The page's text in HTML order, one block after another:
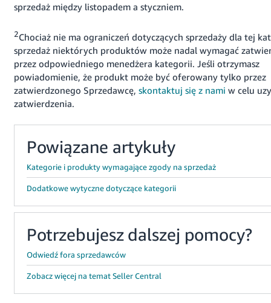
sprzedaż między listopadem a styczniem.
2Chociaż nie ma ograniczeń dotyczących sprzedaży dla tej
sprzedaż niektórych produktów może nadal wymagać
przez odpowiedniego menedżera kategorii. Jeśli otrzymasz
powiadomienie, że produkt może być oferowany tylko przez
zatwierdzonego Sprzedawcę, skontaktuj się z nami w celu
zatwierdzenia.
Powiązane artykuły
Kategorie i produkty wymagające zgody na sprzedaż
Dodatkowe wytyczne dotyczące kategorii
Potrzebujesz dalszej pomocy?
Odwiedź fora sprzedawców
Zobacz więcej na temat Seller Central